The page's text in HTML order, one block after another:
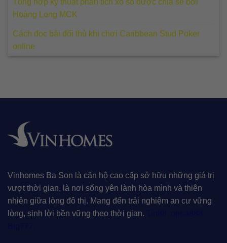
Hoàng Long MCK
Cách đọc bài đối thủ khi chơi Caribbean Stud Poker
online
Vinhomes Ba Son là căn hộ cao cấp sở hữu những giá trị
vượt thời gian, là nơi sống yên lành hòa mình và thiên
nhiên giữa lòng đô thị. Mang đến trải nghiệm an cư vững
lòng, sinh lời bền vững theo thời gian.